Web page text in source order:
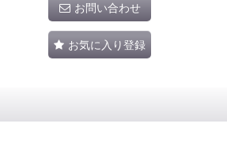
お問い合わせ
お気に入り登録